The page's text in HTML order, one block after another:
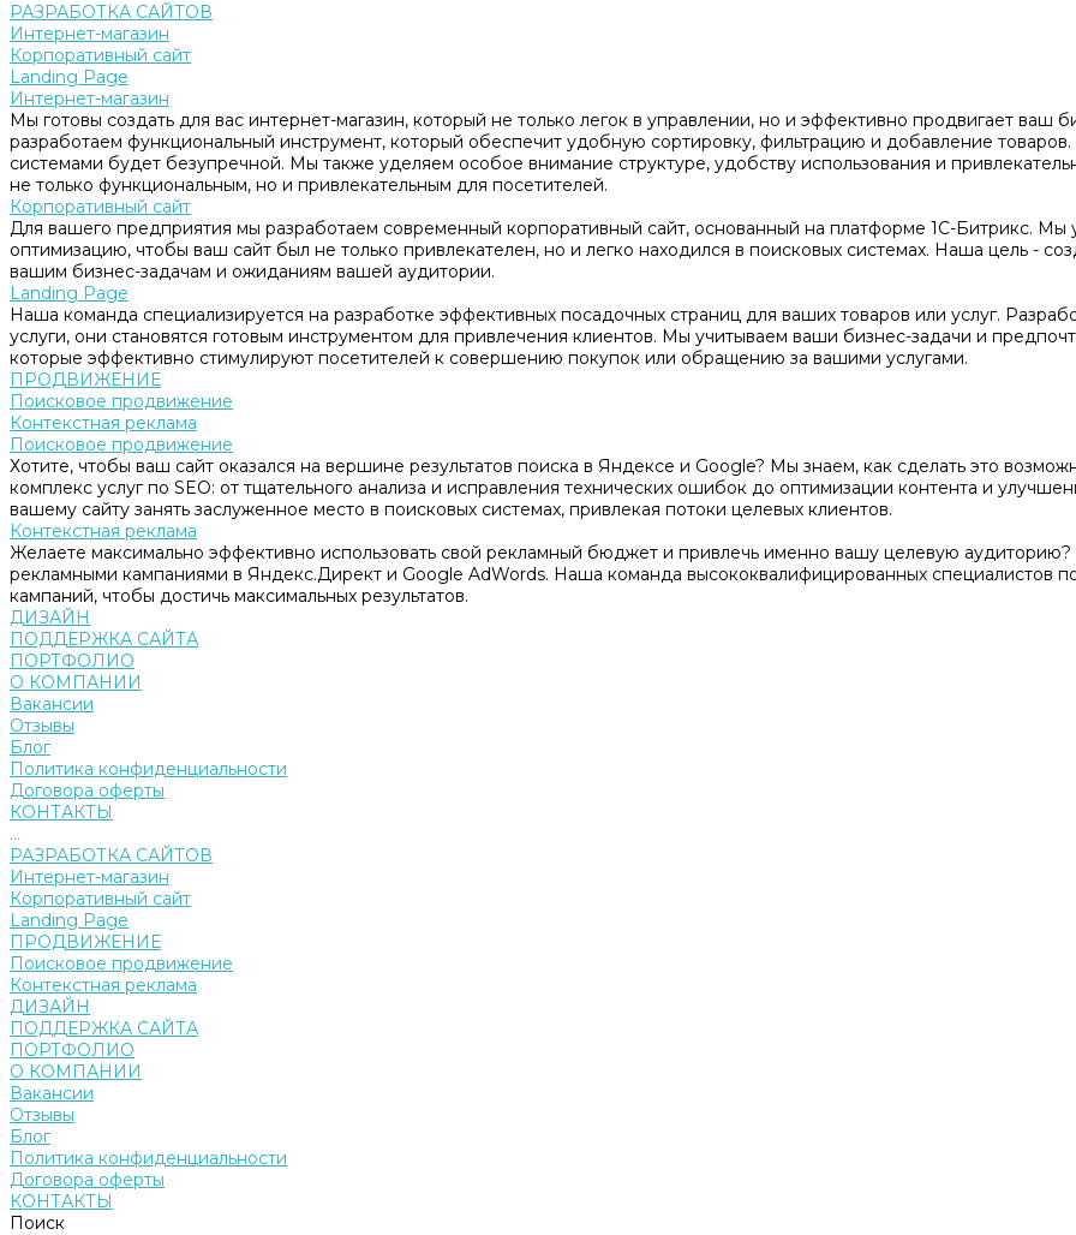
РАЗРАБОТКА САЙТОВ
Интернет-магазин
Корпоративный сайт
Landing Page
Интернет-магазин
Мы готовы создать для вас интернет-магазин, который не только легок в управлении, но и эффективно продвигает ваш
разработаем функциональный инструмент, который обеспечит удобную сортировку, фильтрацию и добавление
системами будет безупречной. Мы также уделяем особое внимание структуре, удобству использования и
не только функциональным, но и привлекательным для посетителей.
Корпоративный сайт
Для вашего предприятия мы разработаем современный корпоративный сайт, основанный на платформе 1С-Битрикс. Мы
оптимизацию, чтобы ваш сайт был не только привлекателен, но и легко находился в поисковых системах. Наша цель -
вашим бизнес-задачам и ожиданиям вашей аудитории.
Landing Page
Наша команда специализируется на разработке эффективных посадочных страниц для ваших товаров или услуг.
услуги, они становятся готовым инструментом для привлечения клиентов. Мы учитываем ваши бизнес-задачи и
которые эффективно стимулируют посетителей к совершению покупок или обращению за вашими услугами.
ПРОДВИЖЕНИЕ
Поисковое продвижение
Контекстная реклама
Поисковое продвижение
Хотите, чтобы ваш сайт оказался на вершине результатов поиска в Яндексе и Google? Мы знаем, как сделать это
комплекс услуг по SEO: от тщательного анализа и исправления технических ошибок до оптимизации контента и
вашему сайту занять заслуженное место в поисковых системах, привлекая потоки целевых клиентов.
Контекстная реклама
Желаете максимально эффективно использовать свой рекламный бюджет и привлечь именно вашу целевую
рекламными кампаниями в Яндекс.Директ и Google AdWords. Наша команда высококвалифицированных специалистов
кампаний, чтобы достичь максимальных результатов.
ДИЗАЙН
ПОДДЕРЖКА САЙТА
ПОРТФОЛИО
О КОМПАНИИ
Вакансии
Отзывы
Блог
Политика конфиденциальности
Договора оферты
КОНТАКТЫ
...
РАЗРАБОТКА САЙТОВ
Интернет-магазин
Корпоративный сайт
Landing Page
ПРОДВИЖЕНИЕ
Поисковое продвижение
Контекстная реклама
ДИЗАЙН
ПОДДЕРЖКА САЙТА
ПОРТФОЛИО
О КОМПАНИИ
Вакансии
Отзывы
Блог
Политика конфиденциальности
Договора оферты
КОНТАКТЫ
Поиск